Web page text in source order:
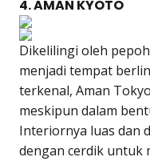
4. AMAN KYOTO
Dikelilingi oleh
menjadi tempat
terkenal, Aman
meskipun dalam
Interiornya luas dan
dengan cerdik untuk